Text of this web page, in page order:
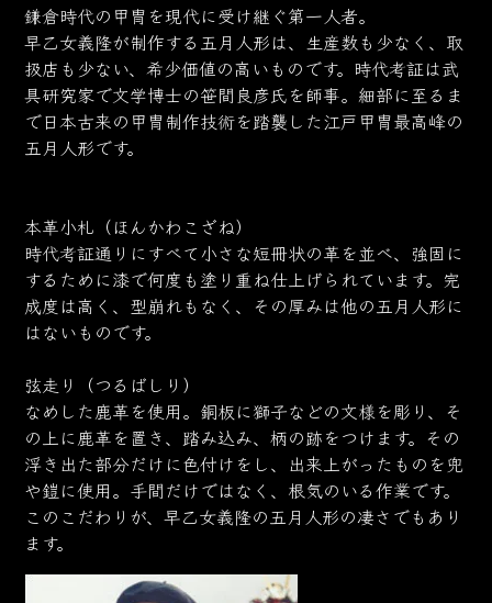
鎌倉時代の甲冑を現代に受け継ぐ第一人者。
早乙女義隆が制作する五月人形は、生産数も少なく、取
扱店も少ない、希少価値の高いものです。時代考証は武
具研究家で文学博士の笹間良彦氏を師事。細部に至るま
で日本古来の甲冑制作技術を踏襲した江戸甲冑最高峰の
五月人形です。
本革小札（ほんかわこざね）
時代考証通りにすべて小さな短冊状の革を並べ、強固に
するために漆で何度も塗り重ね仕上げられています。完
成度は高く、型崩れもなく、その厚みは他の五月人形に
はないものです。
弦走り（つるばしり）
なめした鹿革を使用。銅板に獅子などの文様を彫り、そ
の上に鹿革を置き、踏み込み、柄の跡をつけます。その
浮き出た部分だけに色付けをし、出来上がったものを兜
や鎧に使用。手間だけではなく、根気のいる作業です。
このこだわりが、早乙女義隆の五月人形の凄さでもあり
ます。